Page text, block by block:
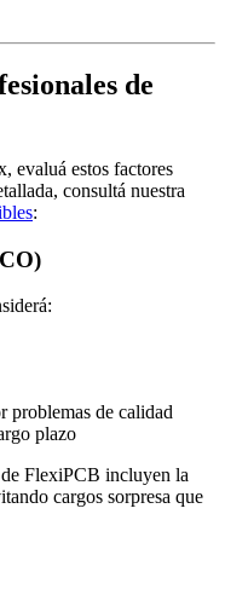
de
evaluá estos factores
consultá nuestra
:
problemas de calidad
plazo
FlexiPCB incluyen la
cargos sorpresa que